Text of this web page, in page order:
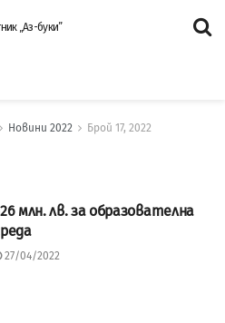
„Аз-буки”
Новини 2022 Брой 17, 2022
млн. лв. за образователна
27/04/2022